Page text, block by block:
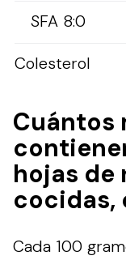
SFA 8:0
Colesterol
Cuántos
hojas de
cocidas,
Cada 100